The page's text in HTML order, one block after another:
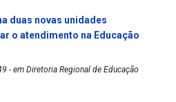
duas novas unidades
o atendimento na Educação
- em Diretoria Regional de Educação